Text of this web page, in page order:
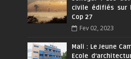
civile édifiés sur
Cop 27
Fev 02, 2023
Mali : Le Jeune
Ecole